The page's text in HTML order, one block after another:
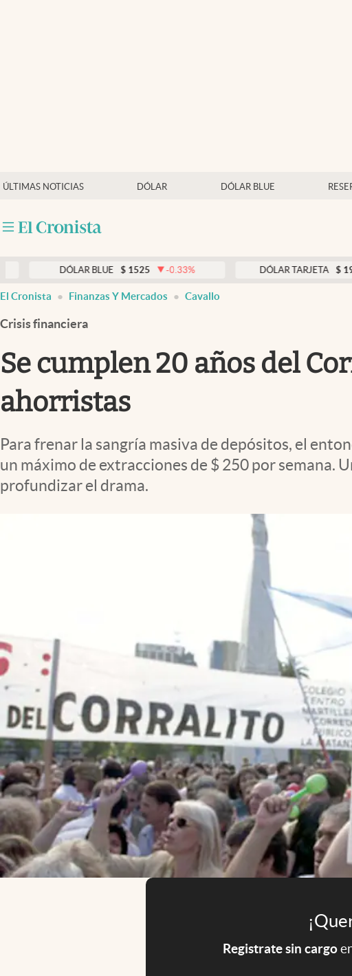
ÚLTIMAS NOTICIAS DÓLAR DÓLAR BLUE
Mercados Online
Otras secciones
Clima
Mundial 2026
El Cronista Studio
Mediakit
DÓLAR BLUE $ 1525 -0.33% DÓLAR TARJETA $ 1976
El Cronista Finanzas Y Mercados Cavallo
Crisis financiera
Se cumplen 20 años del
ahorristas
Para frenar la sangría masiva de depósitos, el
un máximo de extracciones de $ 250 por semana.
profundizar el drama.
Registrate sin cargo